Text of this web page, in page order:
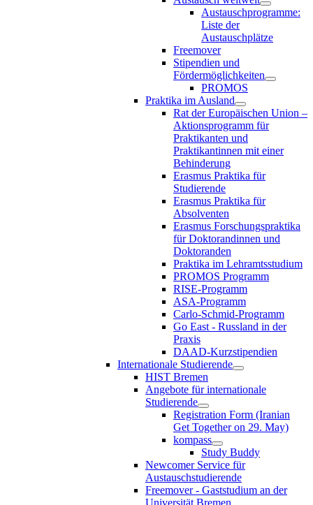
Austauschprogramme:
Liste der
Austauschplätze
Freemover
Stipendien und
Fördermöglichkeiten
PROMOS
Praktika im Ausland
Rat der Europäischen Union –
Aktionsprogramm für
Praktikanten und
Praktikantinnen mit einer
Behinderung
Erasmus Praktika für
Studierende
Erasmus Praktika für
Absolventen
Erasmus Forschungspraktika
für Doktorandinnen und
Doktoranden
Praktika im Lehramtsstudium
PROMOS Programm
RISE-Programm
ASA-Programm
Carlo-Schmid-Programm
Go East - Russland in der
Praxis
DAAD-Kurzstipendien
Internationale Studierende
HIST Bremen
Angebote für internationale
Studierende
Registration Form (Iranian
Get Together on 29. May)
kompass
Study Buddy
Newcomer Service für
Austauschstudierende
Freemover - Gaststudium an der
Universität Bremen